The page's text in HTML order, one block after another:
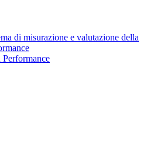
di misurazione e valutazione della
Performance